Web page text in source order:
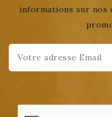
informations sur nos